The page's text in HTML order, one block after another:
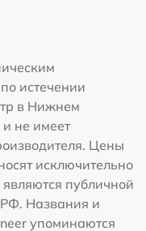
истечении
в Нижнем
не имеет
Цены
исключительно
публичной
РФ. Названия и
упоминаются